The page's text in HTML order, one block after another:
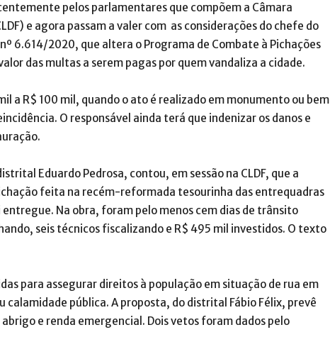
pelos parlamentares que compõem a Câmara
e agora passam a valer com as considerações do chefe do
6.614/2020, que altera o Programa de Combate à Pichações
das multas a serem pagas por quem vandaliza a cidade.
a R$ 100 mil, quando o ato é realizado em monumento ou bem
O responsável ainda terá que indenizar os danos e
Eduardo Pedrosa, contou, em sessão na CLDF, que a
feita na recém-reformada tesourinha das entrequadras
entregue. Na obra, foram pelo menos cem dias de trânsito
seis técnicos fiscalizando e R$ 495 mil investidos. O texto
para assegurar direitos à população em situação de rua em
calamidade pública. A proposta, do distrital Fábio Félix, prevê
e renda emergencial. Dois vetos foram dados pelo